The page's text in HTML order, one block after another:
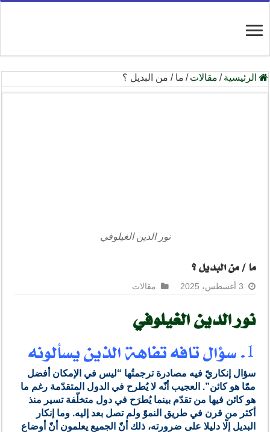
الرئيسية / مقالات / ما / من البديل ؟
نور الدين الغيلوفي
ما / من البديل ؟
3 أغسطس، 2025 مقالات
نور الدين الغيلوفي
1. سؤال تافه تفاهة الذين يسألونه
سؤال إنكاريّ فيه مصادرة ترجمتُها “ليس في الإمكان أفضل
ممّا هو كائن”. العجيب أنّه لا يُطرح في الدول المتقدّمة رغم ما
هو كائن فيها من تقدّم بينما يُطرَح في دول متخلّفة تسير منذ
أكثر من قرن في طريق النموّ ولم تصل بعد إليه. وما إنكار
البديل إلّا دليلا على ضرورته، ذلك أنّ الجميع يعلمون أنّ أوضاع